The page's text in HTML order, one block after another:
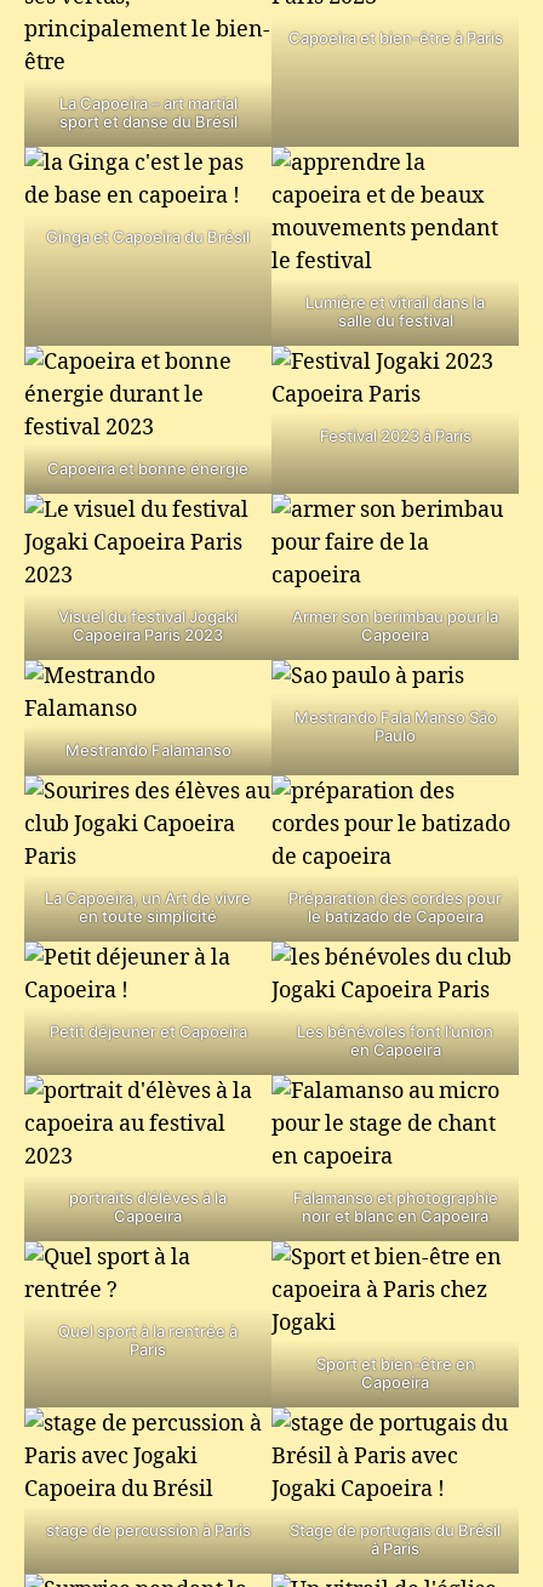
La Capoeira – art martial
sport et danse du Brésil
Capoeira et bien-être à Paris
Ginga et Capoeira du Brésil
Lumière et vitrail dans la
salle du festival
Capoeira et bonne énergie
Festival 2023 à Paris
Visuel du festival Jogaki
Capoeira Paris 2023
Armer son berimbau pour la
Capoeira
Mestrando Falamanso
Mestrando Fala Manso São
Paulo
La Capoeira, un Art de vivre
en toute simplicité
Préparation des cordes pour
le batizado de Capoeira
Petit déjeuner et Capoeira
Les bénévoles font l’union
en Capoeira
portraits d’élèves à la
Capoeira
Falamanso et photographie
noir et blanc en Capoeira
Quel sport à la rentrée à
Paris
Sport et bien-être en
Capoeira
stage de percussion à Paris
Stage de portugais du Brésil
à Paris